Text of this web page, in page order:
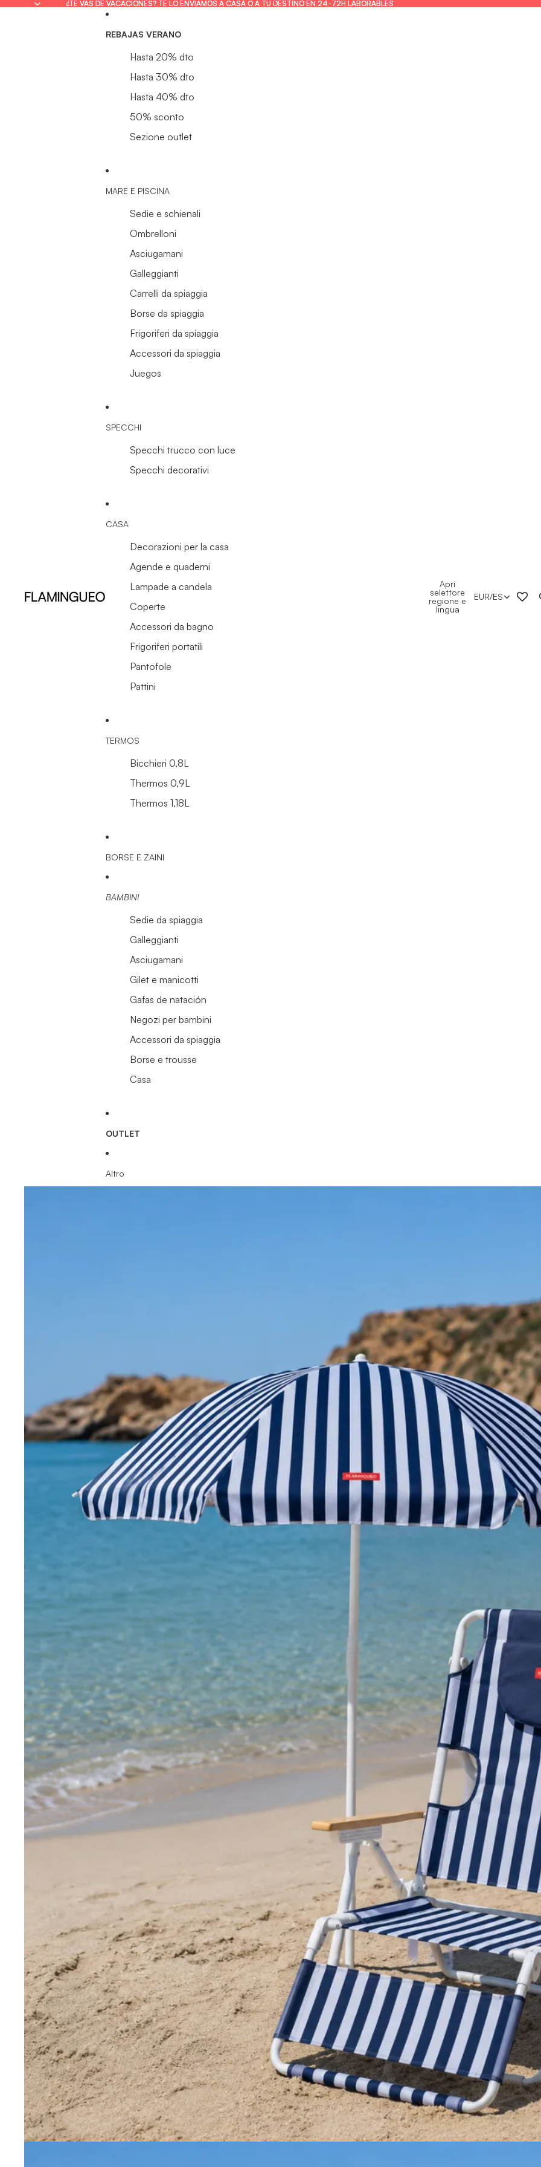
¿TE VAS DE VACACIONES? TE LO ENVIAMOS A CASA O A TU DESTINO EN 24-72H LABORABLES
¿TE VAS DE VACACIONES? TE LO ENVIAMOS A CASA O A TU DESTINO EN 24-72H LABORABLES
REBAJAS VERANO
Hasta 20% dto
Hasta 30% dto
Hasta 40% dto
50% sconto
Sezione outlet
MARE E PISCINA
Sedie e schienali
Ombrelloni
Asciugamani
Galleggianti
Carrelli da spiaggia
Borse da spiaggia
Frigoriferi da spiaggia
Accessori da spiaggia
Juegos
SPECCHI
Specchi trucco con luce
Specchi decorativi
CASA
Decorazioni per la casa
Agende e quaderni
Lampade a candela
Coperte
Accessori da bagno
Frigoriferi portatili
Pantofole
Pattini
TERMOS
Bicchieri 0,8L
Thermos 0,9L
Thermos 1,18L
BORSE E ZAINI
BAMBINI
Sedie da spiaggia
Galleggianti
Asciugamani
Gilet e manicotti
Gafas de natación
Negozi per bambini
Accessori da spiaggia
Borse e trousse
Casa
OUTLET
Altro
Apri
selettore
regione e
lingua
EUR/ES